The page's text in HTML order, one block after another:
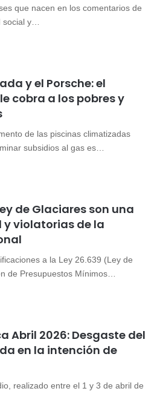
que nacen en los comentarios de
social y…
y el Porsche: el
cobra a los pobres y
de las piscinas climatizadas
subsidios al gas es…
de Glaciares son una
violatorias de la
a la Ley 26.639 (Ley de
de Presupuestos Mínimos…
Abril 2026: Desgaste del
en la intención de
realizado entre el 1 y 3 de abril de